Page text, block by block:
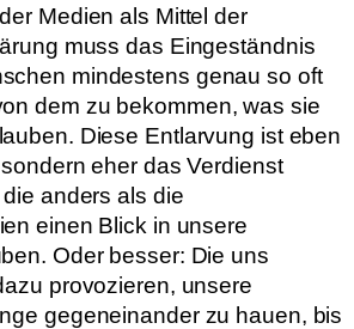
Medien als Mittel der
muss das Eingeständnis
mindestens genau so oft
dem zu bekommen, was sie
Diese Entlarvung ist eben
eher das Verdienst
anders als die
einen Blick in unsere
Oder besser: Die uns
provozieren, unsere
gegeneinander zu hauen, bis